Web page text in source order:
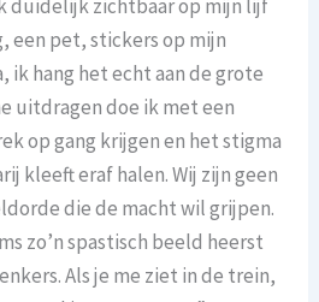
duidelijk zichtbaar op mijn lijf
een pet, stickers op mijn
ik hang het echt aan de grote
uitdragen doe ik met een
op gang krijgen en het stigma
kleeft eraf halen. Wij zijn geen
die de macht wil grijpen.
zo’n spastisch beeld heerst
Als je me ziet in de trein,